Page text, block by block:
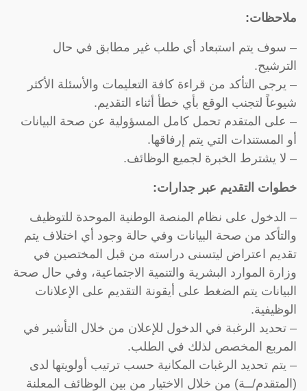
ملاحظات:
– سوف يتم استبعاد أي طلب غير مطابق في حال
الترشيح.
– يرجى التأكد من قراءة كافة التعليمات والأسئلة الأكثر
شيوعاً لتجنب الوقع بأي خطأ أثناء التقديم.
– على المتقدم تحمل كامل المسؤولية عن صحة البيانات
أو المستندات التي يتم إرفاقها.
– لا يشترط الخبرة لجميع الوظائف.
خطوات التقديم عبر جدارات:
– الدخول على نظام المنصة الوطنية الموحدة للتوظيف
والتأكد من صحة البيانات وفي حالة وجود أي اختلاف يتم
تقديم اعتراض ليتسنى دراسته من قبل المختصين في
وزارة الموارد البشرية والتنمية الاجتماعية، وفي حال صحة
البيانات يتم الضغط على أيقونة التقديم على الإعلانات
الوظيفية.
– تحديد الرغبة في الدخول للإعلان من خلال التأشير في
المربع المخصص لذلك في الطلب.
– يتم تحديد الرغبات المكانية حسب ترتيب أولويتها لدى
(المتقدم/ــة) من خلال الاختيار من بين الوظائف المعلنة